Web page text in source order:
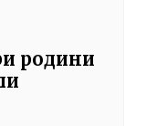
родини